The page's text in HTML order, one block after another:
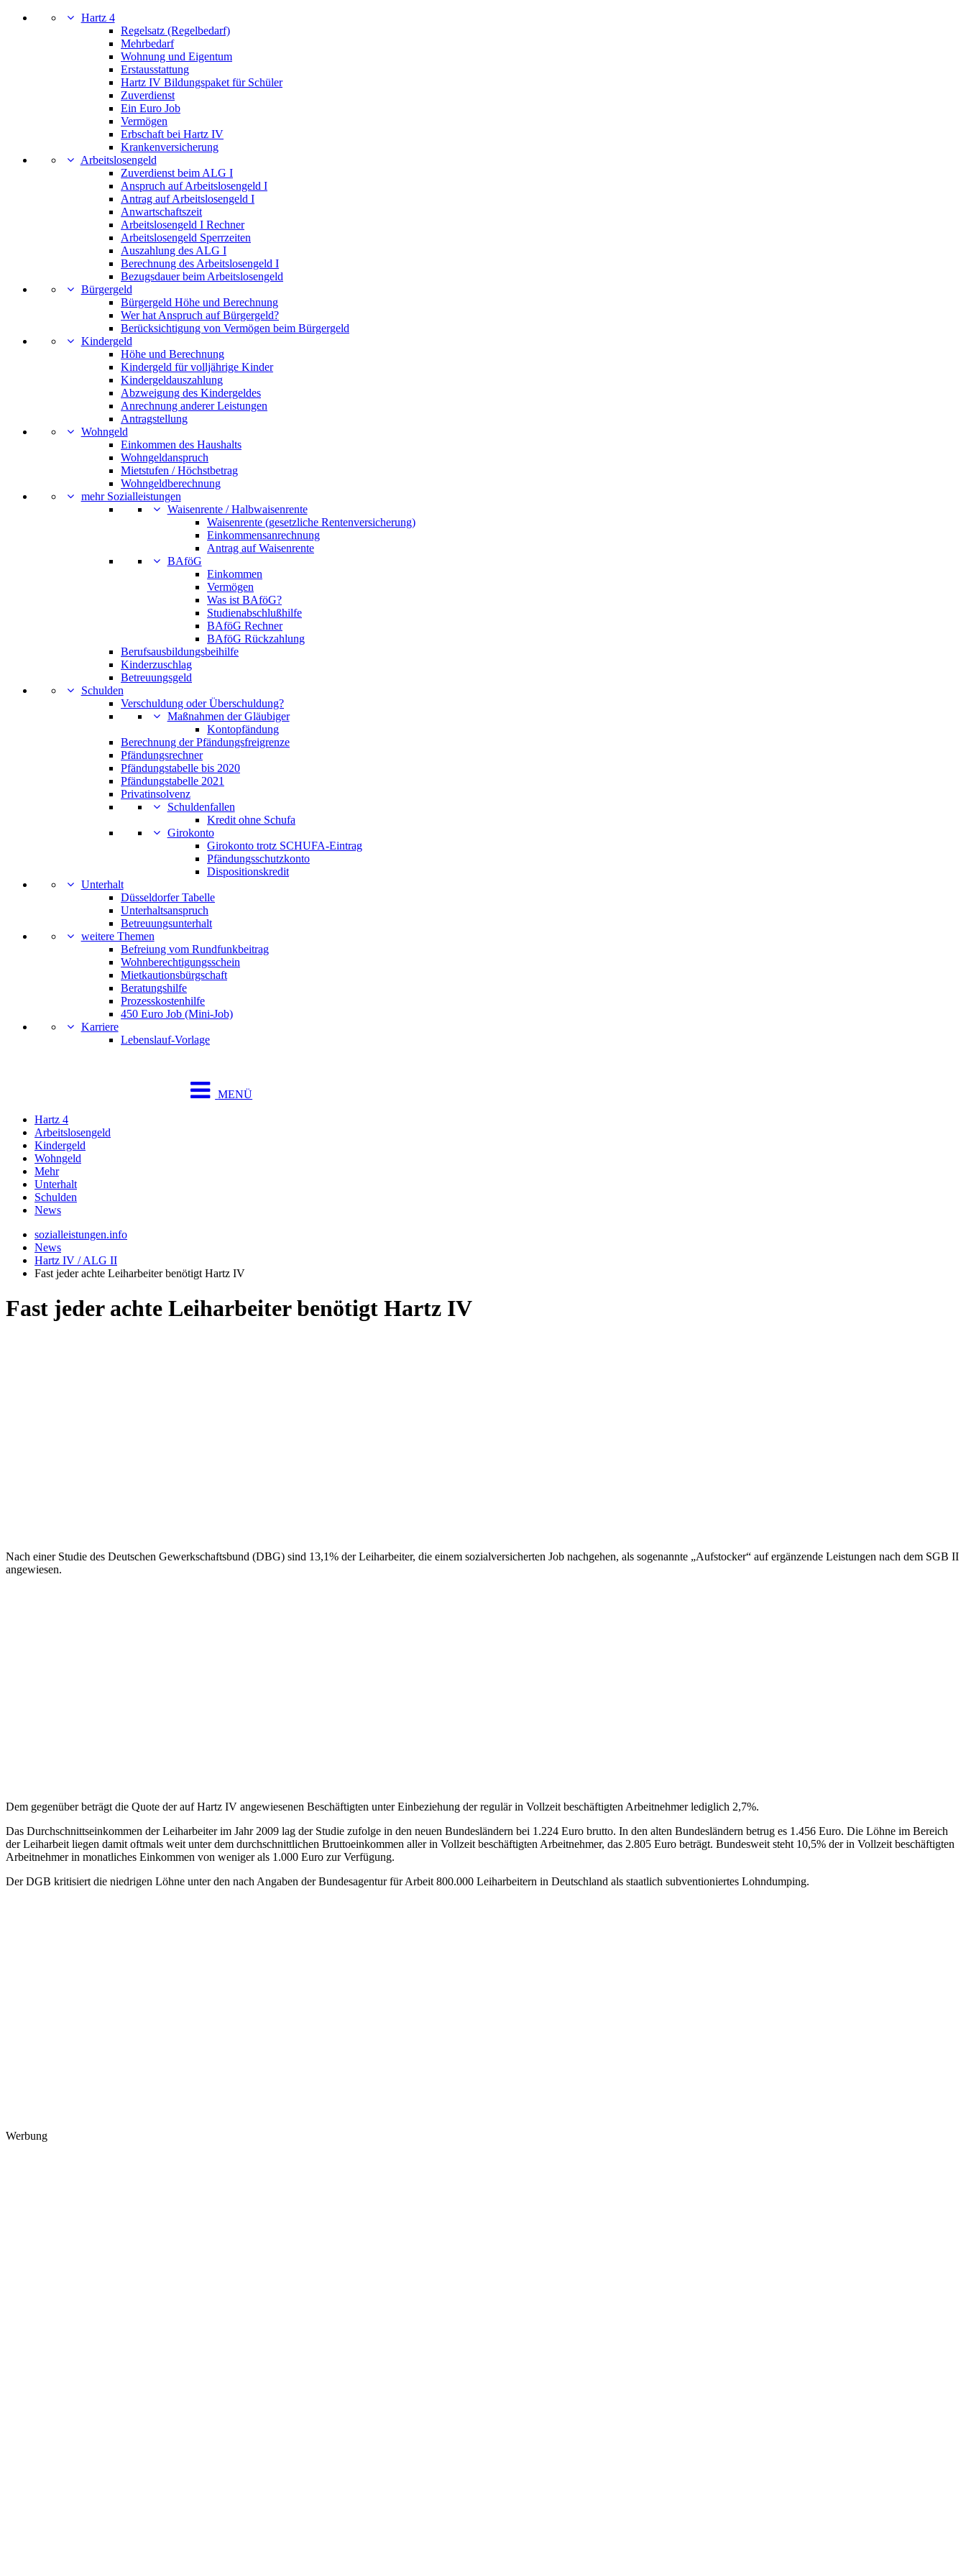
Hartz 4
Regelsatz (Regelbedarf)
Mehrbedarf
Wohnung und Eigentum
Erstausstattung
Hartz IV Bildungspaket für Schüler
Zuverdienst
Ein Euro Job
Vermögen
Erbschaft bei Hartz IV
Krankenversicherung
Arbeitslosengeld
Zuverdienst beim ALG I
Anspruch auf Arbeitslosengeld I
Antrag auf Arbeitslosengeld I
Anwartschaftszeit
Arbeitslosengeld I Rechner
Arbeitslosengeld Sperrzeiten
Auszahlung des ALG I
Berechnung des Arbeitslosengeld I
Bezugsdauer beim Arbeitslosengeld
Bürgergeld
Bürgergeld Höhe und Berechnung
Wer hat Anspruch auf Bürgergeld?
Berücksichtigung von Vermögen beim Bürgergeld
Kindergeld
Höhe und Berechnung
Kindergeld für volljährige Kinder
Kindergeldauszahlung
Abzweigung des Kindergeldes
Anrechnung anderer Leistungen
Antragstellung
Wohngeld
Einkommen des Haushalts
Wohngeldanspruch
Mietstufen / Höchstbetrag
Wohngeldberechnung
mehr Sozialleistungen
Waisenrente / Halbwaisenrente
Waisenrente (gesetzliche Rentenversicherung)
Einkommensanrechnung
Antrag auf Waisenrente
BAföG
Einkommen
Vermögen
Was ist BAföG?
Studienabschlußhilfe
BAföG Rechner
BAföG Rückzahlung
Berufsausbildungsbeihilfe
Kinderzuschlag
Betreuungsgeld
Schulden
Verschuldung oder Überschuldung?
Maßnahmen der Gläubiger
Kontopfändung
Berechnung der Pfändungsfreigrenze
Pfändungsrechner
Pfändungstabelle bis 2020
Pfändungstabelle 2021
Privatinsolvenz
Schuldenfallen
Kredit ohne Schufa
Girokonto
Girokonto trotz SCHUFA-Eintrag
Pfändungsschutzkonto
Dispositionskredit
Unterhalt
Düsseldorfer Tabelle
Unterhaltsanspruch
Betreuungsunterhalt
weitere Themen
Befreiung vom Rundfunkbeitrag
Wohnberechtigungsschein
Mietkautionsbürgschaft
Beratungshilfe
Prozesskostenhilfe
450 Euro Job (Mini-Job)
Karriere
Lebenslauf-Vorlage
MENÜ
Hartz 4
Arbeitslosengeld
Kindergeld
Wohngeld
Mehr
Unterhalt
Schulden
News
sozialleistungen.info
News
Hartz IV / ALG II
Fast jeder achte Leiharbeiter benötigt Hartz IV
Fast jeder achte Leiharbeiter benötigt Hartz IV
Nach einer Studie des Deutschen Gewerkschaftsbund (DBG) sind 13,1% der Leiharbeiter, die einem sozialversicherten Job nachgehen, als sogenannte „Aufstocker“ auf ergänzende Leistungen nach dem SGB II
angewiesen.
Dem gegenüber beträgt die Quote der auf Hartz IV angewiesenen Beschäftigten unter Einbeziehung der regulär in Vollzeit beschäftigten Arbeitnehmer lediglich 2,7%.
Das Durchschnittseinkommen der Leiharbeiter im Jahr 2009 lag der Studie zufolge in den neuen Bundesländern bei 1.224 Euro brutto. In den alten Bundesländern betrug es 1.456 Euro. Die Löhne im Bereich
der Leiharbeit liegen damit oftmals weit unter dem durchschnittlichen Bruttoeinkommen aller in Vollzeit beschäftigten Arbeitnehmer, das 2.805 Euro beträgt. Bundesweit steht 10,5% der in Vollzeit beschäftigten
Arbeitnehmer in monatliches Einkommen von weniger als 1.000 Euro zur Verfügung.
Der DGB kritisiert die niedrigen Löhne unter den nach Angaben der Bundesagentur für Arbeit 800.000 Leiharbeitern in Deutschland als staatlich subventioniertes Lohndumping.
Werbung